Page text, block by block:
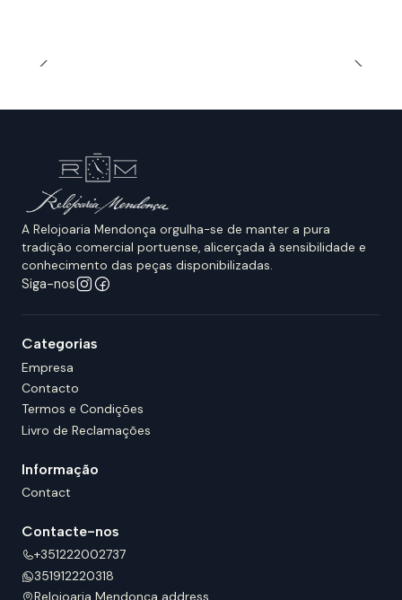
A Relojoaria Mendonça orgulha-se de manter a pura
tradição comercial portuense, alicerçada à sensibilidade e
conhecimento das peças disponibilizadas.
Siga-nos
Categorias
Empresa
Contacto
Termos e Condições
Livro de Reclamações
Informação
Contact
Contacte-nos
+351222002737
351912220318
Relojoaria Mendonça address